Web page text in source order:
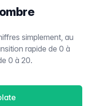
simplement, au
rapide de 0 à
0 à 20.